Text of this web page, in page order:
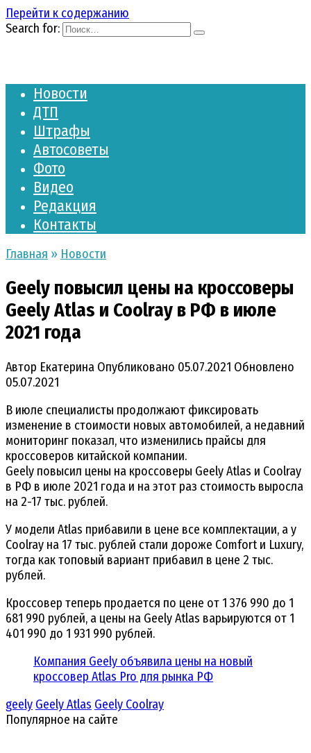
Перейти к содержанию
Search for:
Новости
ДТП
Штрафы
Автосоветы
Фото
Видео
Редакция
Контакты
Главная » Новости
Geely повысил цены на кроссоверы
Geely Atlas и Coolray в РФ в июле
2021 года
Автор Екатерина Опубликовано 05.07.2021 Обновлено
05.07.2021
В июле специалисты продолжают фиксировать
изменение в стоимости новых автомобилей, а недавний
мониторинг показал, что изменились прайсы для
кроссоверов китайской компании.
Geely повысил цены на кроссоверы Geely Atlas и Coolray
в РФ в июле 2021 года и на этот раз стоимость выросла
на 2-17 тыс. рублей.
У модели Atlas прибавили в цене все комплектации, а у
Coolray на 17 тыс. рублей стали дороже Comfort и Luxury,
тогда как топовый вариант прибавил в цене 2 тыс.
рублей.
Кроссовер теперь продается по цене от 1 376 990 до 1
681 990 рублей, а цены на Geely Atlas варьируются от 1
401 990 до 1 931 990 рублей.
Компания Geely объявила цены на новый
кроссовер Atlas Pro для рынка РФ
geely Geely Atlas Geely Coolray
Популярное на сайте